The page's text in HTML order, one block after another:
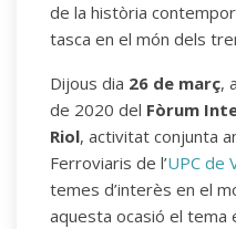
de la història
tasca en el món dels
Dijous dia 26 de març,
de 2020 del Fòrum
Riol, activitat conjunta
Ferroviaris de l’UPC de
temes d’interès en el
aquesta ocasió el tema